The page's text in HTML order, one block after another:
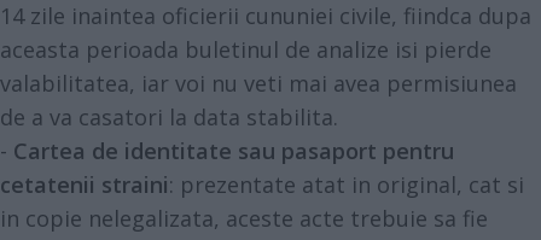
14 zile inaintea oficierii cununiei civile, fiindca dupa
aceasta perioada buletinul de analize isi pierde
valabilitatea, iar voi nu veti mai avea permisiunea
de a va casatori la data stabilita.
- Cartea de identitate sau pasaport pentru
cetatenii straini: prezentate atat in original, cat si
in copie nelegalizata, aceste acte trebuie sa fie